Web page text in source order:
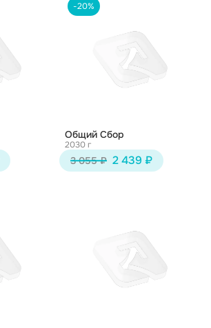
-20%
Общий Сбор
2030 г
3 055 ₽ 2 439 ₽